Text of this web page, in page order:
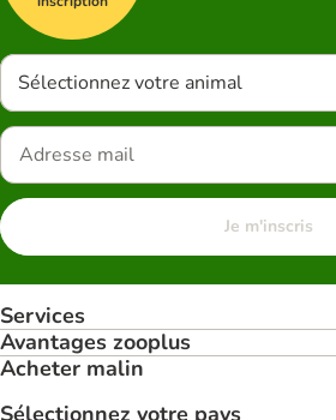
Sélectionnez votre animal
Je m'inscris
Services
Avantages zooplus
Acheter malin